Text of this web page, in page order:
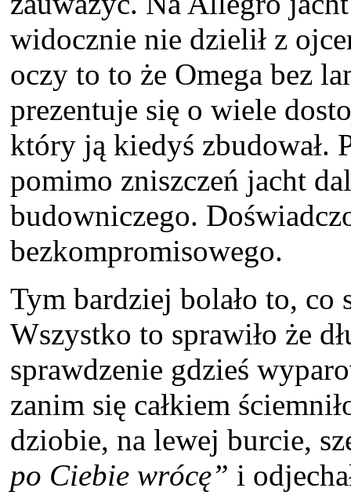
widocznie nie dzielił z
oczy to to że Omega bez
prezentuje się o wiele
który ją kiedyś zbudował.
pomimo zniszczeń jacht
budowniczego.
bezkompromisowego.
Tym bardziej bolało to, co
Wszystko to sprawiło że
sprawdzenie gdzieś
zanim się całkiem
dziobie, na lewej burcie,
po Ciebie wrócę” i